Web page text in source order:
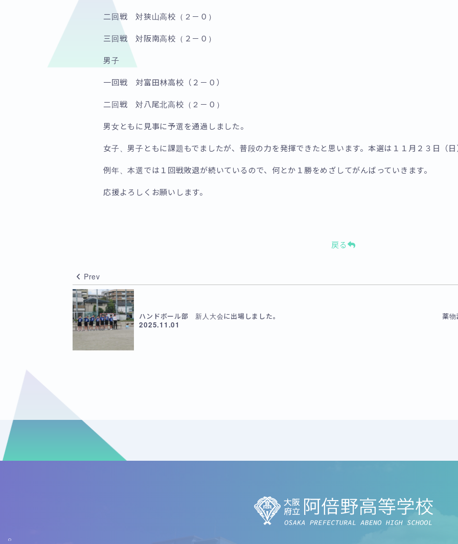
二回戦 対狭山高校（２－０）
三回戦 対阪南高校（２－０）
男子
一回戦 対富田林高校（２－０）
二回戦 対八尾北高校（２－０）
男女ともに見事に予選を通過しました。
女子、男子ともに課題もでましたが、普段の力を発揮できたと思います。本選は１１月２３日（
例年、本選では１回戦敗退が続いているので、何とか１勝をめざしてがんばっていきます。
応援よろしくお願いします。
戻る
Prev
ハンドボール部 新人大会に出場しました。
2025.11.01
薬